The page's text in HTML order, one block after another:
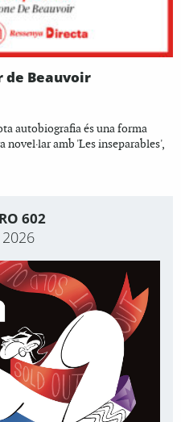
Beauvoir
autobiografia és una forma
amb 'Les inseparables',
602